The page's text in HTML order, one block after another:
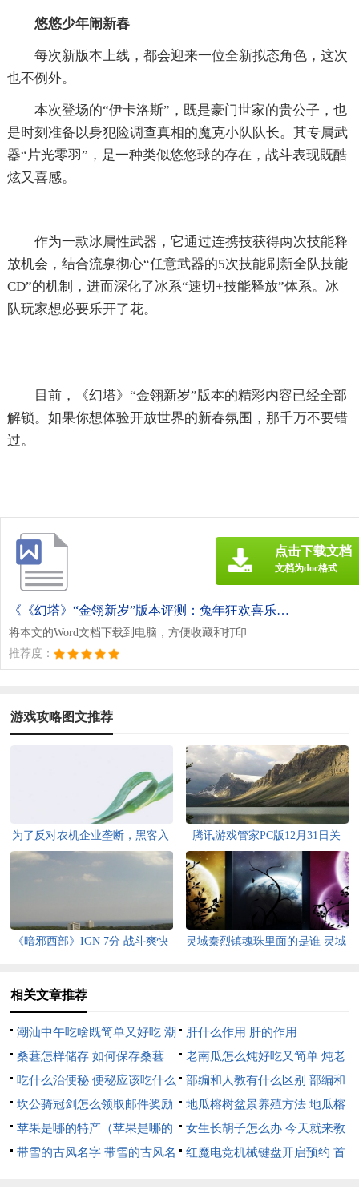
悠悠少年闹新春
每次新版本上线，都会迎来一位全新拟态角色，这次
也不例外。
本次登场的“伊卡洛斯”，既是豪门世家的贵公子，也
是时刻准备以身犯险调查真相的魔克小队队长。其专属武
器“片光零羽”，是一种类似悠悠球的存在，战斗表现既酷
炫又喜感。
作为一款冰属性武器，它通过连携技获得两次技能释
放机会，结合流泉彻心“任意武器的5次技能刷新全队技能
CD”的机制，进而深化了冰系“速切+技能释放”体系。冰
队玩家想必要乐开了花。
目前，《幻塔》“金翎新岁”版本的精彩内容已经全部
解锁。如果你想体验开放世界的新春氛围，那千万不要错
过。
《《幻塔》“金翎新岁”版本评测：兔年狂欢喜乐升级.doc》
将本文的Word文档下载到电脑，方便收藏和打印
推荐度：
点击下载文档
文档为doc格式
游戏攻略图文推荐
为了反对农机企业垄断，黑客入
侵了拖拉机系统玩《DOOM》
腾讯游戏管家PC版12月31日关
停：游戏加速没了
《暗邪西部》IGN 7分 战斗爽快
灵域秦烈镇魂珠里面的是谁 灵域
相关文章推荐
潮汕中午吃啥既简单又好吃 潮
汕中午吃什么
肝什么作用 肝的作用
桑葚怎样储存 如何保存桑葚
老南瓜怎么炖好吃又简单 炖老
南瓜方法介绍
吃什么治便秘 便秘应该吃什么
部编和人教有什么区别 部编和
人教版一样的吗
坎公骑冠剑怎么领取邮件奖励
坎公骑冠剑领取邮件奖励操作步
骤
地瓜榕树盆景养殖方法 地瓜榕
树怎么养
苹果是哪的特产（苹果是哪的
特产水果）
女生长胡子怎么办 今天就来教
大家一些解决的方法
带雪的古风名字 带雪的古风名
红魔电竞机械键盘开启预约 首